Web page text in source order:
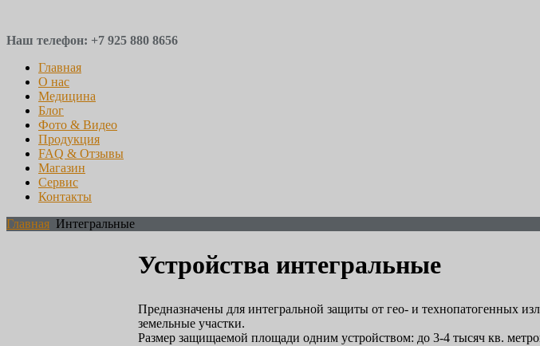
Наш телефон: +7 925 880 8656
Главная
О нас
Медицина
Блог
Фото & Видео
Продукция
FAQ & Отзывы
Магазин
Сервис
Контакты
Главная Интегральные
Устройства интегральные
Предназначены для интегральной защиты от гео- и технопатогенных
земельные участки.
Размер защищаемой площади одним устройством: до 3-4 тысяч кв.